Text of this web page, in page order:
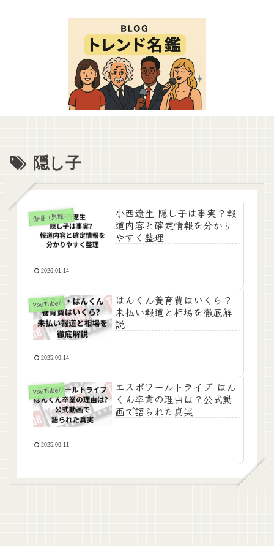
隠し子
俳優（男性）
小西遼生 隠し子は事実？報
道内容と確定情報を分かり
やすく整理
2026.01.14
YouTuber
はんくん養育費はいくら？
未払い報道と相場を徹底解
説
2025.09.14
YouTuber
エスポワールトライブ はん
くん卒業の理由は？公式動
画で語られた真実
2025.09.11